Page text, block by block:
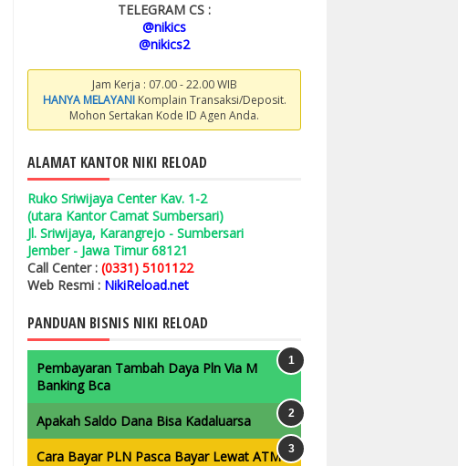
TELEGRAM CS :
@nikics
@nikics2
Jam Kerja : 07.00 - 22.00 WIB
HANYA MELAYANIKomplain Transaksi/Deposit.
Mohon Sertakan Kode ID Agen Anda.
ALAMAT KANTOR NIKI RELOAD
Ruko Sriwijaya Center Kav. 1-2
(utara Kantor Camat Sumbersari)
Jl. Sriwijaya, Karangrejo - Sumbersari
Jember - Jawa Timur 68121
Call Center : (0331) 5101122
Web Resmi : NikiReload.net
PANDUAN BISNIS NIKI RELOAD
Pembayaran Tambah Daya Pln Via M
Banking Bca
Apakah Saldo Dana Bisa Kadaluarsa
Cara Bayar PLN Pasca Bayar Lewat ATM